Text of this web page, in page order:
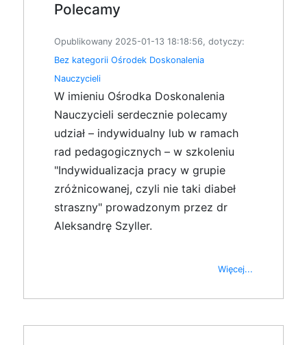
Polecamy
Opublikowany 2025-01-13 18:18:56, dotyczy:
Bez kategorii Ośrodek Doskonalenia
Nauczycieli
W imieniu Ośrodka Doskonalenia
Nauczycieli serdecznie polecamy
udział – indywidualny lub w ramach
rad pedagogicznych – w szkoleniu
"Indywidualizacja pracy w grupie
zróżnicowanej, czyli nie taki diabeł
straszny" prowadzonym przez dr
Aleksandrę Szyller.
Więcej...